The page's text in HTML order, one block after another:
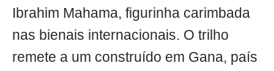
Ibrahim Mahama, figurinha carimbada
nas bienais internacionais. O trilho
remete a um construído em Gana, país